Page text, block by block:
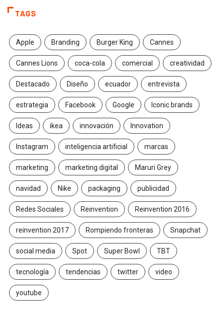
TAGS
Apple Branding Burger King Cannes
Cannes Lions coca-cola comercial creatividad
Destacado Diseño ecuador entrevista
estrategia Facebook Google Iconic brands
Ideas ikea innovación Innovation
Instagram inteligencia artificial marcas
marketing marketing digital Maruri Grey
navidad Nike packaging publicidad
Redes Sociales Reinvention Reinvention 2016
reinvention 2017 Rompiendo fronteras Snapchat
social media Spot Super Bowl TBT
tecnología tendencias twitter video
youtube